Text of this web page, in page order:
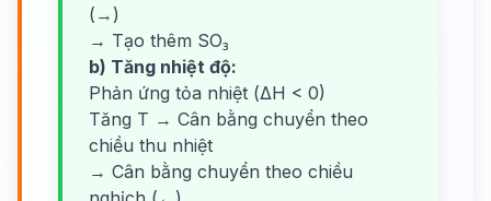
(→)
→ Tạo thêm SO₃
b) Tăng nhiệt độ:
Phản ứng tỏa nhiệt (ΔH < 0)
Tăng T → Cân bằng chuyển theo
chiều thu nhiệt
→ Cân bằng chuyển theo chiều